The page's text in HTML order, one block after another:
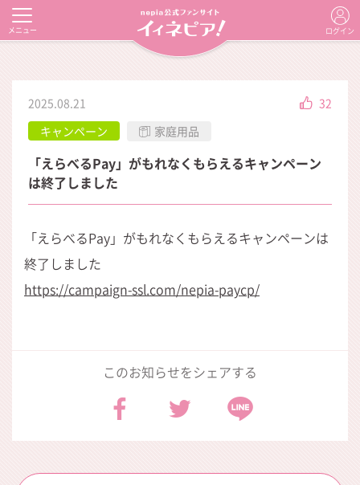
メニュー ログイン
2025.08.21
キャンペーン
家庭用品
32
「えらべるPay」がもれなくもらえるキャンペーン
は終了しました
「えらべるPay」がもれなくもらえるキャンペーンは
終了しました
https://campaign-ssl.com/nepia-paycp/
このお知らせをシェアする